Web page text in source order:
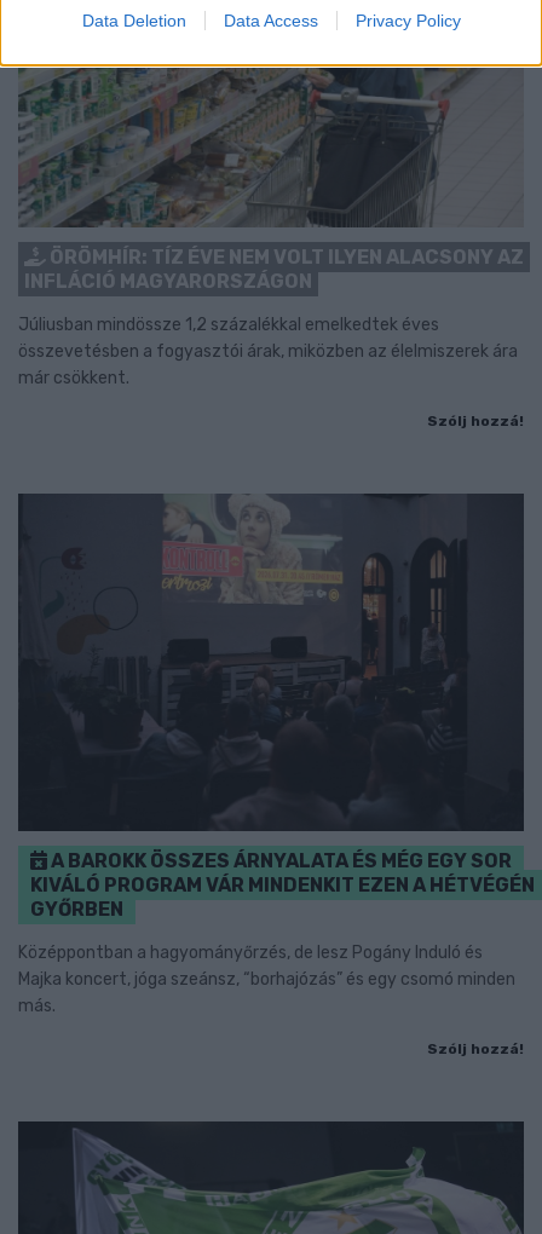
Data Deletion Data Access Privacy Policy
ÖRÖMHÍR: TÍZ ÉVE NEM VOLT ILYEN ALACSONY AZ
INFLÁCIÓ MAGYARORSZÁGON
Júliusban mindössze 1,2 százalékkal emelkedtek éves
összevetésben a fogyasztói árak, miközben az élelmiszerek ára
már csökkent.
Szólj hozzá!
A BAROKK ÖSSZES ÁRNYALATA ÉS MÉG EGY SOR
KIVÁLÓ PROGRAM VÁR MINDENKIT EZEN A HÉTVÉGÉN
GYŐRBEN
Középpontban a hagyományőrzés, de lesz Pogány Induló és
Majka koncert, jóga szeánsz, “borhajózás” és egy csomó minden
más.
Szólj hozzá!